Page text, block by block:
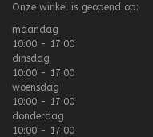
Onze winkel is geopend op:
maandag
10:00 - 17:00
dinsdag
10:00 - 17:00
woensdag
10:00 - 17:00
donderdag
10:00 - 17:00